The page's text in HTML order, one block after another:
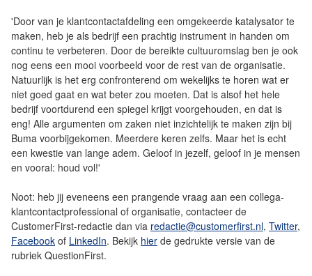
'Door van je klantcontactafdeling een omgekeerde katalysator te
maken, heb je als bedrijf een prachtig instrument in handen om
continu te verbeteren. Door de bereikte cultuuromslag ben je ook
nog eens een mooi voorbeeld voor de rest van de organisatie.
Natuurlijk is het erg confronterend om wekelijks te horen wat er
niet goed gaat en wat beter zou moeten. Dat is alsof het hele
bedrijf voortdurend een spiegel krijgt voorgehouden, en dat is
eng! Alle argumenten om zaken niet inzichtelijk te maken zijn bij
Buma voorbijgekomen. Meerdere keren zelfs. Maar het is echt
een kwestie van lange adem. Geloof in jezelf, geloof in je mensen
en vooral: houd vol!'
Noot: heb jij eveneens een prangende vraag aan een collega-
klantcontactprofessional of organisatie, contacteer de
CustomerFirst-redactie dan via redactie@customerfirst.nl, Twitter,
Facebook of LinkedIn. Bekijk hier de gedrukte versie van de
rubriek QuestionFirst.